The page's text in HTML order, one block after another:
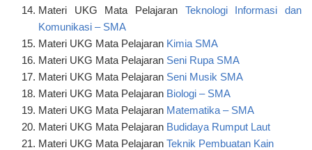
Materi UKG Mata Pelajaran Teknologi Informasi dan
Komunikasi – SMA
Materi UKG Mata Pelajaran Kimia SMA
Materi UKG Mata Pelajaran Seni Rupa SMA
Materi UKG Mata Pelajaran Seni Musik SMA
Materi UKG Mata Pelajaran Biologi – SMA
Materi UKG Mata Pelajaran Matematika – SMA
Materi UKG Mata Pelajaran Budidaya Rumput Laut
Materi UKG Mata Pelajaran Teknik Pembuatan Kain